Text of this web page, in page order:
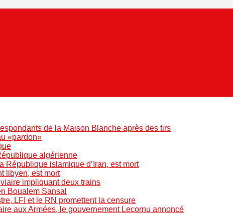
de la Maison Blanche après des tirs
«pardon»
algérienne
République islamique d’Iran, est mort
libyen, est mort
impliquant deux trains
Boualem Sansal
LFI et le RN promettent la censure
aux Armées, le gouvernement Lecornu annoncé